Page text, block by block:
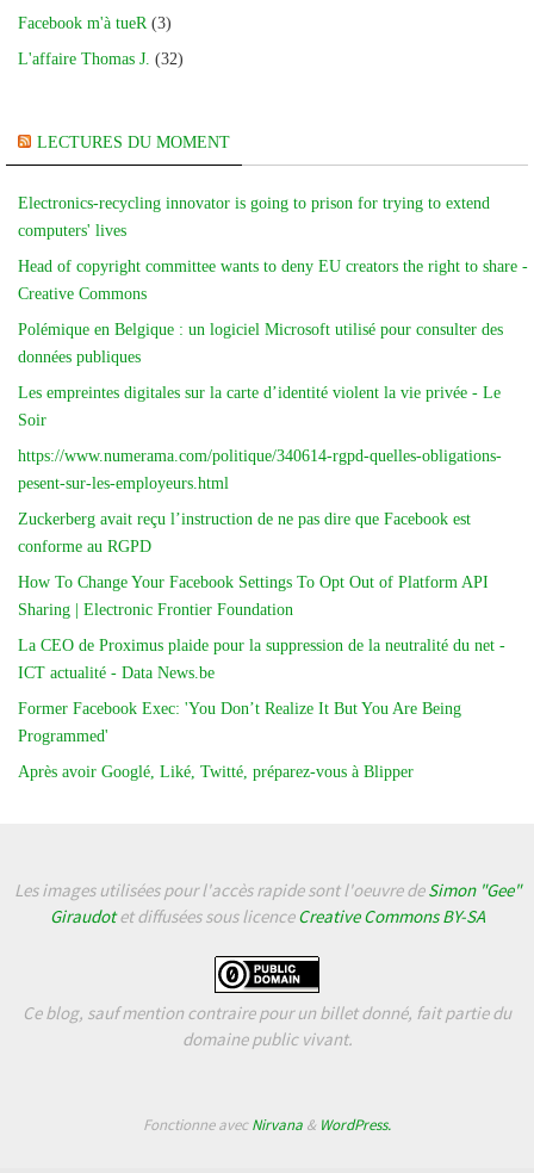
Facebook m'à tueR (3)
L'affaire Thomas J. (32)
LECTURES DU MOMENT
Electronics-recycling innovator is going to prison for trying to extend
computers' lives
Head of copyright committee wants to deny EU creators the right to share -
Creative Commons
Polémique en Belgique : un logiciel Microsoft utilisé pour consulter des
données publiques
Les empreintes digitales sur la carte d’identité violent la vie privée - Le
Soir
https://www.numerama.com/politique/340614-rgpd-quelles-obligations-
pesent-sur-les-employeurs.html
Zuckerberg avait reçu l’instruction de ne pas dire que Facebook est
conforme au RGPD
How To Change Your Facebook Settings To Opt Out of Platform API
Sharing | Electronic Frontier Foundation
La CEO de Proximus plaide pour la suppression de la neutralité du net -
ICT actualité - Data News.be
Former Facebook Exec: 'You Don’t Realize It But You Are Being
Programmed'
Après avoir Googlé, Liké, Twitté, préparez-vous à Blipper
Les images utilisées pour l'accès rapide sont l'oeuvre deSimon "Gee"
Giraudotet diffusées sous licenceCreative Commons BY-SA
Ce blog, sauf mention contraire pour un billet donné, fait partie du
domaine public vivant.
Fonctionne avecNirvana & WordPress.